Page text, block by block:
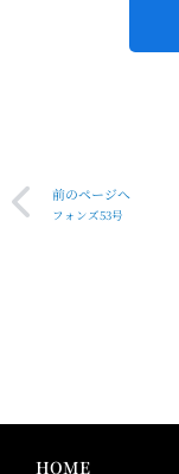
前のページへ
フォンズ53号
HOME